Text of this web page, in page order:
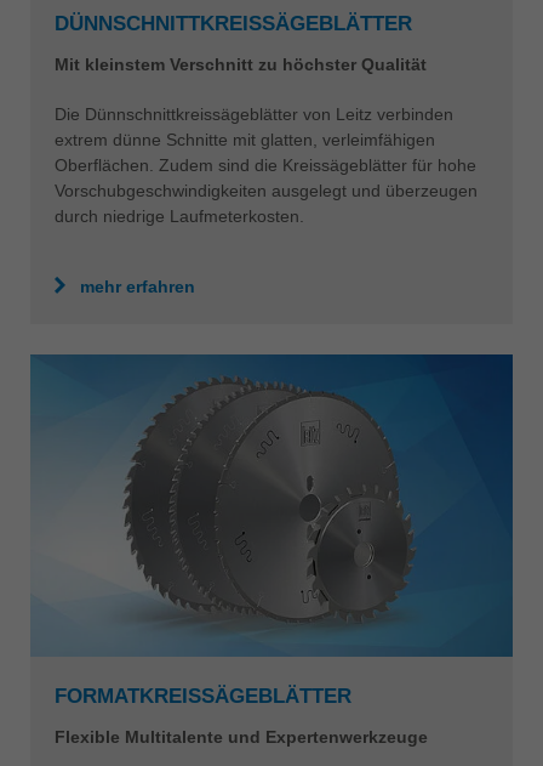
DÜNNSCHNITTKREISSÄGEBLÄTTER
Mit kleinstem Verschnitt zu höchster Qualität
Die Dünnschnittkreissägeblätter von Leitz verbinden
extrem dünne Schnitte mit glatten, verleimfähigen
Oberflächen. Zudem sind die Kreissägeblätter für hohe
Vorschubgeschwindigkeiten ausgelegt und überzeugen
durch niedrige Laufmeterkosten.
mehr erfahren
FORMATKREISSÄGEBLÄTTER
Flexible Multitalente und Expertenwerkzeuge